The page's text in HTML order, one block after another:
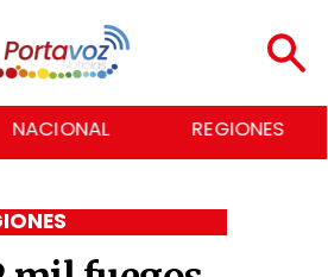
REGIONES ECONOMÍA